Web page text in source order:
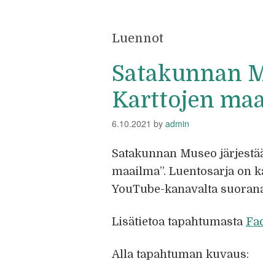
Luennot
Satakunnan
Karttojen
6.10.2021 by admin
Satakunnan Museo
maailma”. Luentosarja on
YouTube-kanavalta
Lisätietoa tapahtumasta
Alla tapahtuman kuvaus: